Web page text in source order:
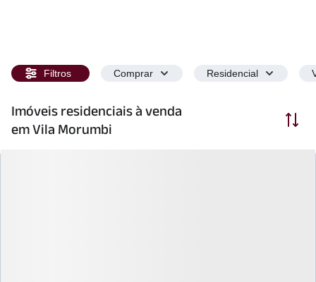
Filtros Comprar Residencial
Imóveis residenciais à venda
em Vila Morumbi
Ordenar